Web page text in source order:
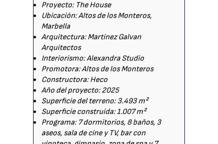
Proyecto: The House
Ubicación: Altos de los Monteros,
Marbella
Arquitectura: Martinez Galvan
Arquitectos
Interiorismo: Alexandra Studio
Promotora: Altos de los Monteros
Constructora: Heco
Año del proyecto: 2025
Superficie del terreno: 3.493 m²
Superficie construida: 1.007 m²
Programa: 7 dormitorios, 8 baños, 3
aseos, sala de cine y TV, bar con